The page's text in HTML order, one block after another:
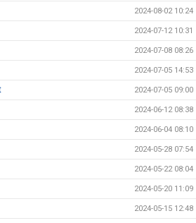
2024-08-02 10:24
2024-07-12 10:31
2024-07-08 08:26
2024-07-05 14:53
2024-07-05 09:00
2024-06-12 08:38
2024-06-04 08:10
2024-05-28 07:54
2024-05-22 08:04
2024-05-20 11:09
2024-05-15 12:48